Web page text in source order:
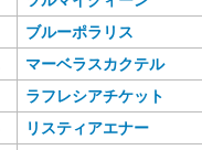
ブルーポラリス
マーベラスカクテル
ラフレシアチケット
リスティアエナー